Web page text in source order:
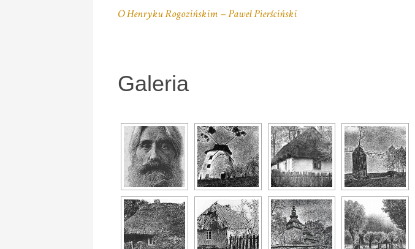
O Henryku Rogozińskim – Paweł Pierściński
Galeria